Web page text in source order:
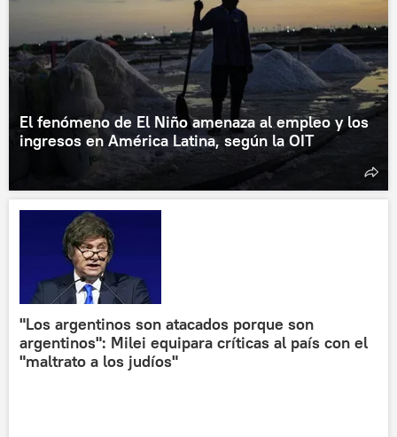
El fenómeno de El Niño amenaza al empleo y los
ingresos en América Latina, según la OIT
"Los argentinos son atacados porque son
argentinos": Milei equipara críticas al país con el
"maltrato a los judíos"